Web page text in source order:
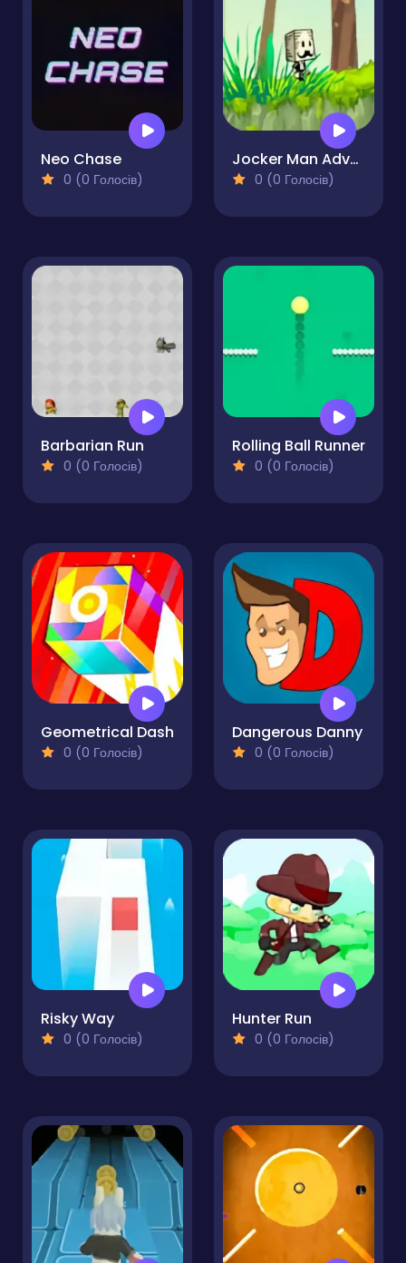
Neo Chase
0 (0 Голосів)
Jocker Man Adventure
0 (0 Голосів)
Barbarian Run
0 (0 Голосів)
Rolling Ball Runner
0 (0 Голосів)
Geometrical Dash
0 (0 Голосів)
Dangerous Danny
0 (0 Голосів)
Risky Way
0 (0 Голосів)
Hunter Run
0 (0 Голосів)